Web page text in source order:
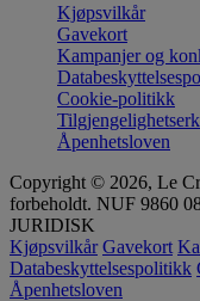
Kjøpsvilkår
Gavekort
Kampanjer og
Cookie-politikk
Åpenhetsloven
Copyright © 2026, Le
forbeholdt. NUF 9860
JURIDISK
Kjøpsvilkår Gavekort
Databeskyttelsespolitikk
Åpenhetsloven